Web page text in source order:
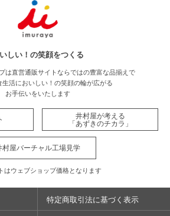
しい！の笑顔をつくる
は直営通販サイトならではの豊富な品揃えで
生活においしい！の笑顔の輪が広がる
お手伝いをいたします
井村屋が考える
「あずきのチカラ」
村屋バーチャル工場見学
はウェブショップ価格となります
特定商取引法に基づく表示